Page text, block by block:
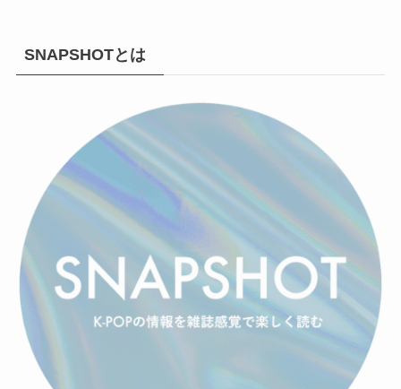
SNAPSHOTとは